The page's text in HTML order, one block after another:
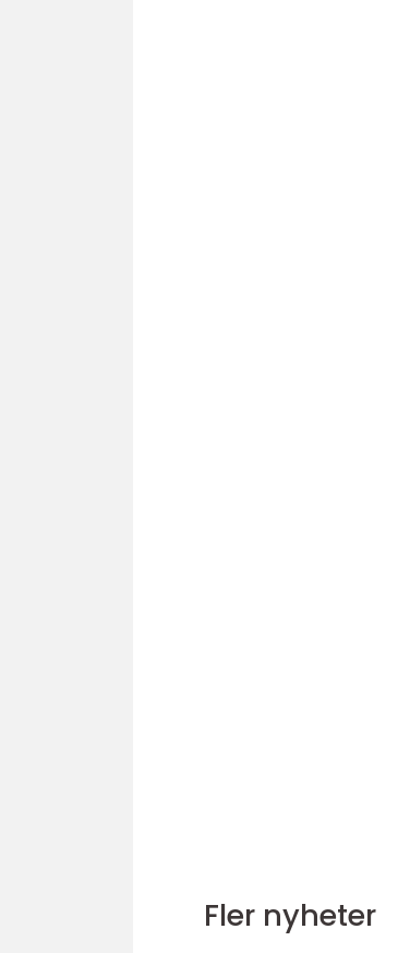
Fler nyheter